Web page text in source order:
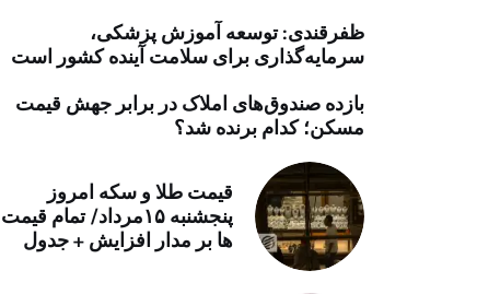
خرید موتور ایمپلنتظفرقندی: توسعه آموزش پزشکی،
سرمایه‌گذاری برای سلامت آینده کشور است
بازده صندوق‌های املاک در برابر جهش قیمت
مسکن؛ کدام برنده شد؟
قیمت طلا و سکه امروز
پنجشنبه ۱۵مرداد/ تمام قیمت
ها بر مدار افزایش + جدول